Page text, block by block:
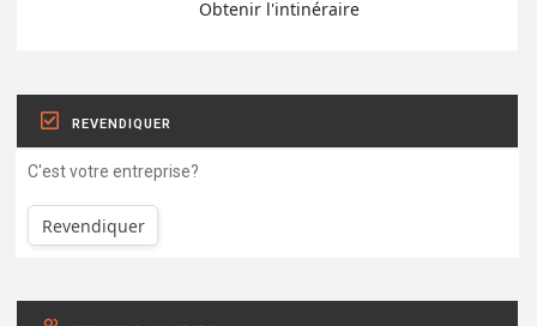
Obtenir l'intinéraire
REVENDIQUER
C'est votre entreprise?
Revendiquer